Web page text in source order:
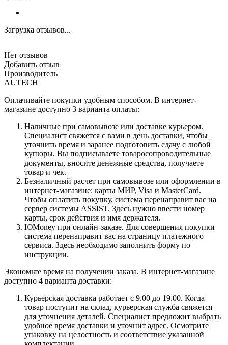
Загрузка отзывов...
Нет отзывов
Добавить отзыв
Производитель
AUTECH
Оплачивайте покупки удобным способом. В интернет-
магазине доступно 3 варианта оплаты:
Наличные при самовывозе или доставке курьером.
Специалист свяжется с вами в день доставки, чтобы
уточнить время и заранее подготовить сдачу с любой
купюры. Вы подписываете товаросопроводительные
документы, вносите денежные средства, получаете
товар и чек.
Безналичный расчет при самовывозе или оформлении в
интернет-магазине: карты МИР, Visa и MasterCard.
Чтобы оплатить покупку, система перенаправит вас на
сервер системы ASSIST. Здесь нужно ввести номер
карты, срок действия и имя держателя.
ЮMoney при онлайн-заказе. Для совершения покупки
система перенаправит вас на страницу платежного
сервиса. Здесь необходимо заполнить форму по
инструкции.
Экономьте время на получении заказа. В интернет-магазине
доступно 4 варианта доставки:
Курьерская доставка работает с 9.00 до 19.00. Когда
товар поступит на склад, курьерская служба свяжется
для уточнения деталей. Специалист предложит выбрать
удобное время доставки и уточнит адрес. Осмотрите
упаковку на целостность и соответствие указанной